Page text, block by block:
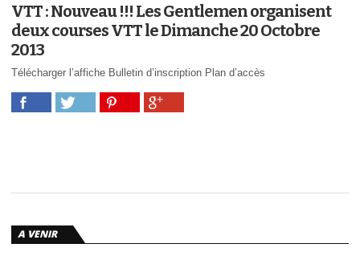
VTT : Nouveau !!! Les Gentlemen organisent
deux courses VTT le Dimanche 20 Octobre
2013
Télécharger l’affiche Bulletin d’inscription Plan d’accès
A VENIR